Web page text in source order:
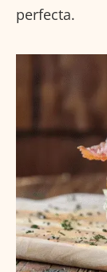
perfecta.